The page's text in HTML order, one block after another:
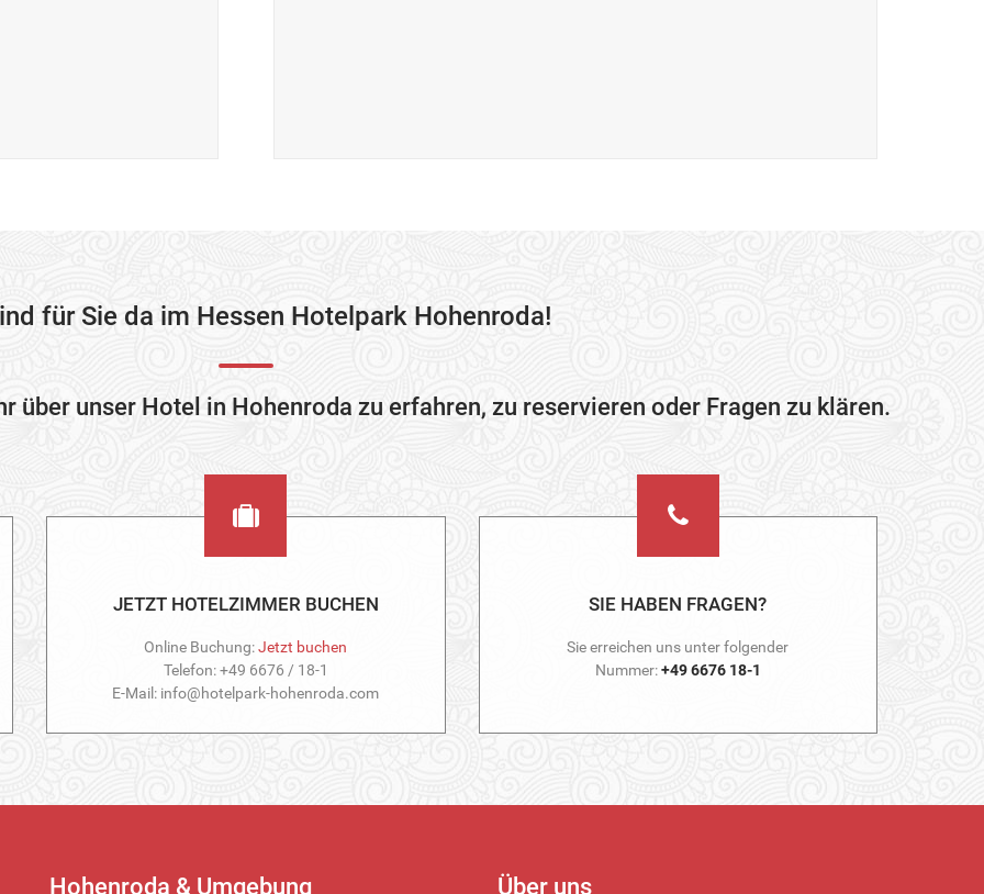
für Sie da im Hessen Hotelpark Hohenroda!
über unser Hotel in Hohenroda zu erfahren, zu reservieren oder Fragen zu klären.
JETZT HOTELZIMMER BUCHEN
Online Buchung:Jetzt buchen
Telefon: +49 6676 / 18-1
E-Mail: info@hotelpark-hohenroda.com
SIE HABEN FRAGEN?
Sie erreichen uns unter folgender
Nummer:+49 6676 18-1
Hohenroda & Umgebung Über uns